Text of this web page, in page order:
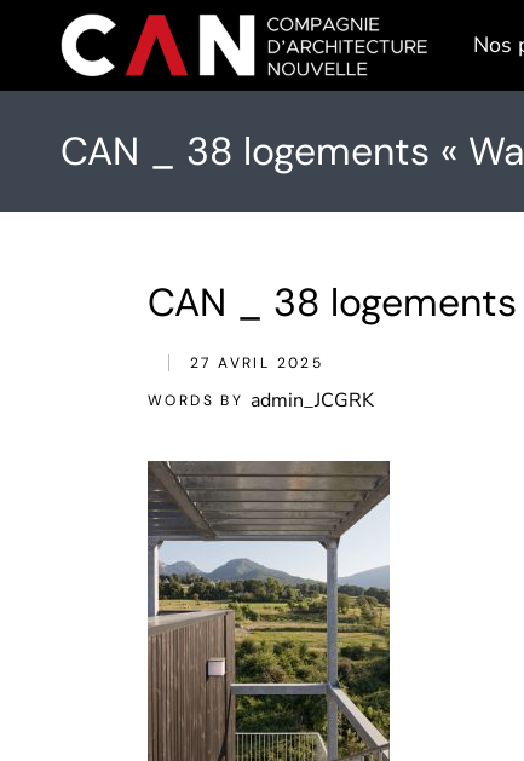
content
Nos
CAN _ 38 logements «
CAN _ 38
27 AVRIL 2025
WORDS BY admin_JCGRK